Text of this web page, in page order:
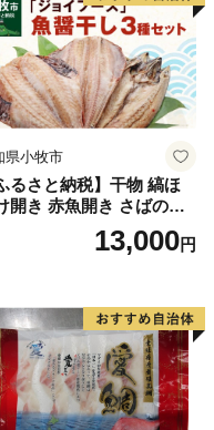
県小牧市
るさと納税】干物 縞ほ
開き 赤魚開き さばの開
魚醤干し 3種 セット 詰め
せ 魚 おかず 肉厚 おいし
寄せグルメ 魚醤 ナンプ
愛知県 小牧市 冷凍 送料
13,000円